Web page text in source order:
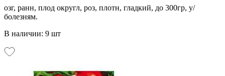
озг, ранн, плод округл, роз, плотн, гладкий, до 300гр, у/
болезням.
В наличии: 9 шт